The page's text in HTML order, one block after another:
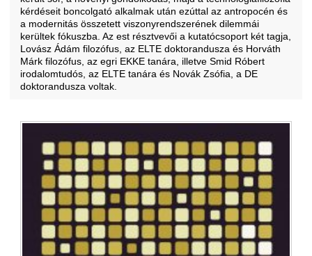
kérdéseit boncolgató alkalmak után ezúttal az antropocén és
a modernitás összetett viszonyrendszerének dilemmái
kerültek fókuszba. Az est résztvevői a kutatócsoport két tagja,
Lovász Ádám filozófus, az ELTE doktorandusza és Horváth
Márk filozófus, az egri EKKE tanára, illetve Smid Róbert
irodalomtudós, az ELTE tanára és Novák Zsófia, a DE
doktorandusza voltak.